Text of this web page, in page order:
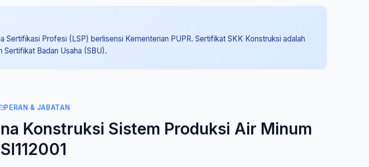
Profesi (LSP) berlisensi Kementerian PUPR. Sertifikat SKK Konstruksi adalah
Badan Usaha (SBU).
PERAN & JABATAN
Konstruksi Sistem Produksi Air Minum
SI112001